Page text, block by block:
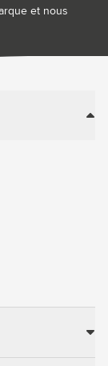
et nous